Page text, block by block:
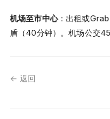
机场至市中心：出租或
盾（40分钟）。机场公交
← 返回